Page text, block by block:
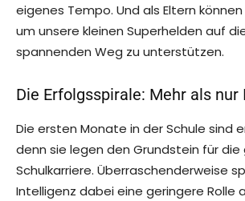
eigenes Tempo. Und als Eltern
um unsere kleinen Superhelden auf
spannenden Weg zu unterstützen.
Die Erfolgsspirale: Mehr als nur
Die ersten Monate in der Schule sind
denn sie legen den Grundstein für
Schulkarriere. Überraschenderweise
Intelligenz dabei eine geringere Rolle